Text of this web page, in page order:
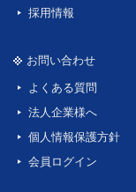
採用情報
お問い合わせ
よくある質問
法人企業様へ
個人情報保護方針
会員ログイン